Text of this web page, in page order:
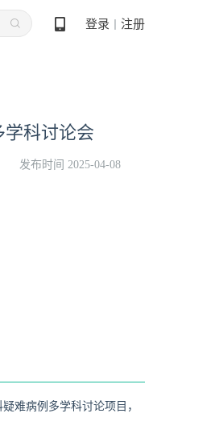
登录 注册
学科讨论会
发布时间 2025-04-08
难病例多学科讨论项目，